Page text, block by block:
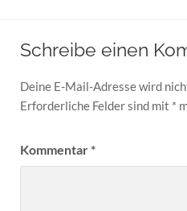
Schreibe einen
Deine E-Mail-Adresse wird
Erforderliche Felder sind mit *
Kommentar*